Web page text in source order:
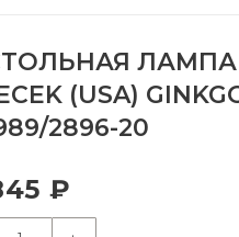
ЛАМПА
(USA)
2896-20
₽